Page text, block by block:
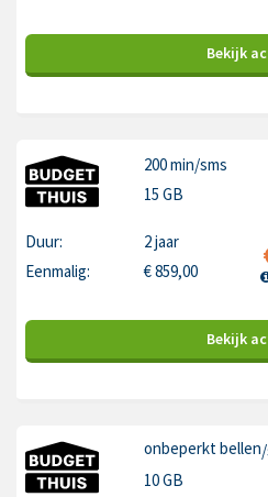
Bekijk
200 min/sms
15 GB
Duur:
2 jaar
Eenmalig:
€859,00
Bekijk
onbeperkt bellen
10 GB